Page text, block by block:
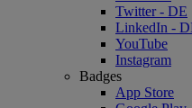
Twitter - DE
LinkedIn -
YouTube
Instagram
Badges
App Store